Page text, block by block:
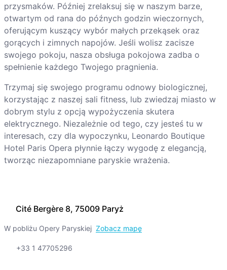
Cité Bergère 8, 75009 Paryż
W pobliżu Opery Paryskiej Zobacz mapę
+33 1 47705296
przysmaków. Później zrelaksuj się w naszym barze,
otwartym od rana do późnych godzin wieczornych,
oferującym kuszący wybór małych przekąsek oraz
gorących i zimnych napojów. Jeśli wolisz zacisze
swojego pokoju, nasza obsługa pokojowa zadba o
spełnienie każdego Twojego pragnienia.
Trzymaj się swojego programu odnowy biologicznej,
korzystając z naszej sali fitness, lub zwiedzaj miasto w
dobrym stylu z opcją wypożyczenia skutera
elektrycznego. Niezależnie od tego, czy jesteś tu w
interesach, czy dla wypoczynku, Leonardo Boutique
Hotel Paris Opera płynnie łączy wygodę z elegancją,
tworząc niezapomniane paryskie wrażenia.